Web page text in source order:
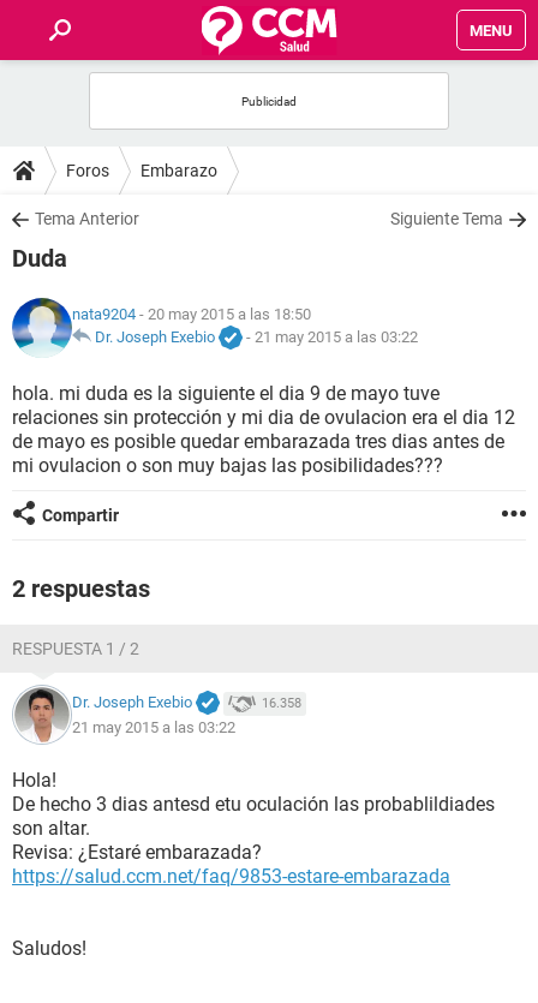
MENU
FOROS
SALUD
NUTRICIÓN
BIENESTAR
SEXUALIDAD
GLOSARIO
Foros Embarazo
Tema Anterior Siguiente Tema
Duda
nata9204 - 20 may 2015 a las 18:50
Dr. Joseph Exebio
- 21 may 2015 a las 03:22
hola. mi duda es la siguiente el dia 9 de mayo tuve
relaciones sin protección y mi dia de ovulacion era el dia 12
de mayo es posible quedar embarazada tres dias antes de
mi ovulacion o son muy bajas las posibilidades???
Compartir
2 respuestas
RESPUESTA 1 / 2
Dr. Joseph Exebio 16.358
21 may 2015 a las 03:22
Hola!
De hecho 3 dias antesd etu oculación las probablildiades
son altar.
Revisa: ¿Estaré embarazada?
https://salud.ccm.net/faq/9853-estare-embarazada
Saludos!